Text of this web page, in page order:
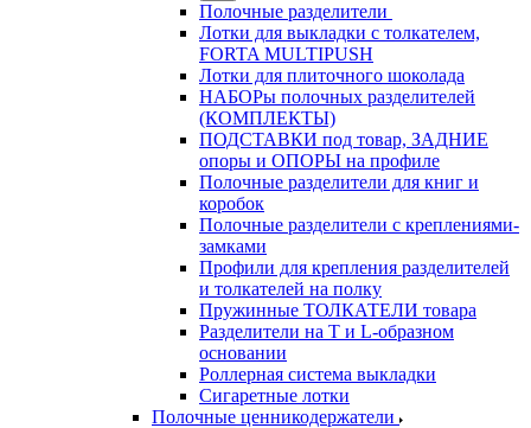
Полочные разделители
Лотки для выкладки с толкателем,
FORTA MULTIPUSH
Лотки для плиточного шоколада
НАБОРы полочных разделителей
(КОМПЛЕКТЫ)
ПОДСТАВКИ под товар, ЗАДНИЕ
опоры и ОПОРЫ на профиле
Полочные разделители для книг и
коробок
Полочные разделители с креплениями-
замками
Профили для крепления разделителей
и толкателей на полку
Пружинные ТОЛКАТЕЛИ товара
Разделители на Т и L-образном
основании
Роллерная система выкладки
Сигаретные лотки
Полочные ценникодержатели